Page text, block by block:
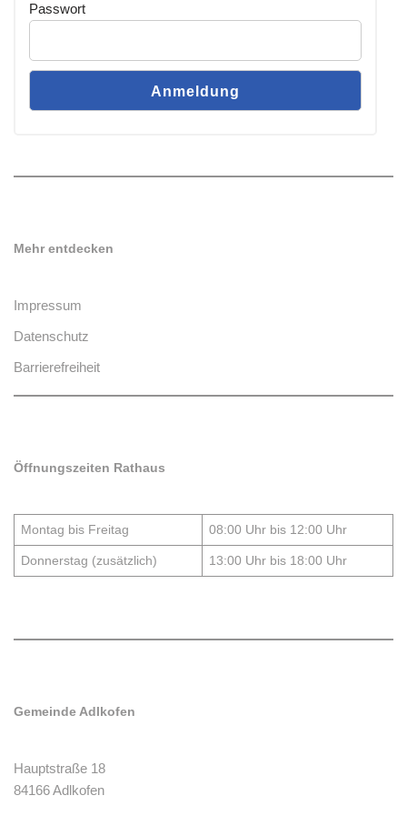
Passwort
Mehr entdecken
Impressum
Datenschutz
Barrierefreiheit
Öffnungszeiten Rathaus
Montag bis Freitag 08:00 Uhr bis 12:00 Uhr
Donnerstag (zusätzlich) 13:00 Uhr bis 18:00 Uhr
Gemeinde Adlkofen
Hauptstraße 18
84166 Adlkofen